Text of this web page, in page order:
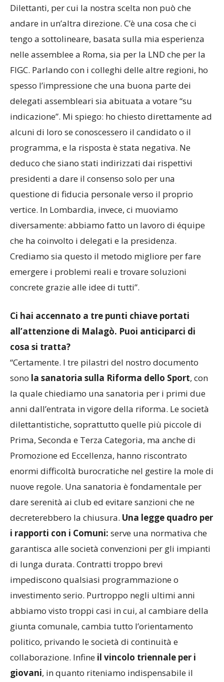
stato fatto molto per l’area della Lega Nazionale
Dilettanti, per cui la nostra scelta non può che
andare in un’altra direzione. C’è una cosa che ci
tengo a sottolineare, basata sulla mia esperienza
nelle assemblee a Roma, sia per la LND che per la
FIGC. Parlando con i colleghi delle altre regioni, ho
spesso l’impressione che una buona parte dei
delegati assembleari sia abituata a votare “su
indicazione”. Mi spiego: ho chiesto direttamente ad
alcuni di loro se conoscessero il candidato o il
programma, e la risposta è stata negativa. Ne
deduco che siano stati indirizzati dai rispettivi
presidenti a dare il consenso solo per una
questione di fiducia personale verso il proprio
vertice. In Lombardia, invece, ci muoviamo
diversamente: abbiamo fatto un lavoro di équipe
che ha coinvolto i delegati e la presidenza.
Crediamo sia questo il metodo migliore per fare
emergere i problemi reali e trovare soluzioni
Ci hai accennato a tre punti chiave portati
all’attenzione di Malagò. Puoi anticiparci di
cosa si tratta?
“Certamente. I tre pilastri del nostro documento
sonola sanatoria sulla Riforma dello Sport , con
la quale chiediamo una sanatoria per i primi due
anni dall’entrata in vigore della riforma. Le società
dilettantistiche, soprattutto quelle più piccole di
Prima, Seconda e Terza Categoria, ma anche di
Promozione ed Eccellenza, hanno riscontrato
enormi difficoltà burocratiche nel gestire la mole di
nuove regole. Una sanatoria è fondamentale per
dare serenità ai club ed evitare sanzioni che ne
decreterebbero la chiusura.Una legge quadro per
i rapporti con i Comuni:serve una normativa che
garantisca alle società convenzioni per gli impianti
di lunga durata. Contratti troppo brevi
impediscono qualsiasi programmazione o
investimento serio. Purtroppo negli ultimi anni
abbiamo visto troppi casi in cui, al cambiare della
giunta comunale, cambia tutto l’orientamento
politico, privando le società di continuità e
collaborazione. Infineil vincolo triennale per i